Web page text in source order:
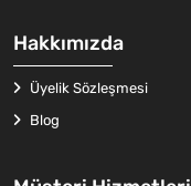
Hakkımızda
Üyelik Sözleşmesi
Blog